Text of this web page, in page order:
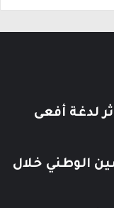
لدغة أفعى
الوطني خلال